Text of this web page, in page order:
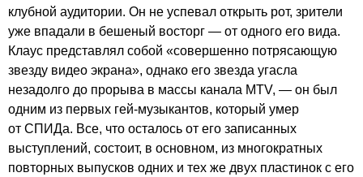
клубной аудитории. Он не успевал открыть рот, зрители
уже впадали в бешеный восторг — от одного его вида.
Клаус представлял собой «совершенно потрясающую
звезду видео экрана», однако его звезда угасла
незадолго до прорыва в массы канала MTV, — он был
одним из первых гей-музыкантов, который умер
от СПИДа. Все, что осталось от его записанных
выступлений, состоит, в основном, из многократных
повторных выпусков одних и тех же двух пластинок с его